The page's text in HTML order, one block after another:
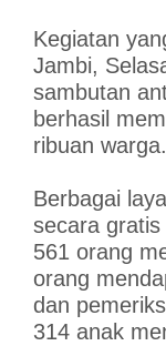
Kegiatan
Jambi,
sambutan
berhasil
ribuan warga.
Berbagai
secara
561 orang
orang
dan
314 anak